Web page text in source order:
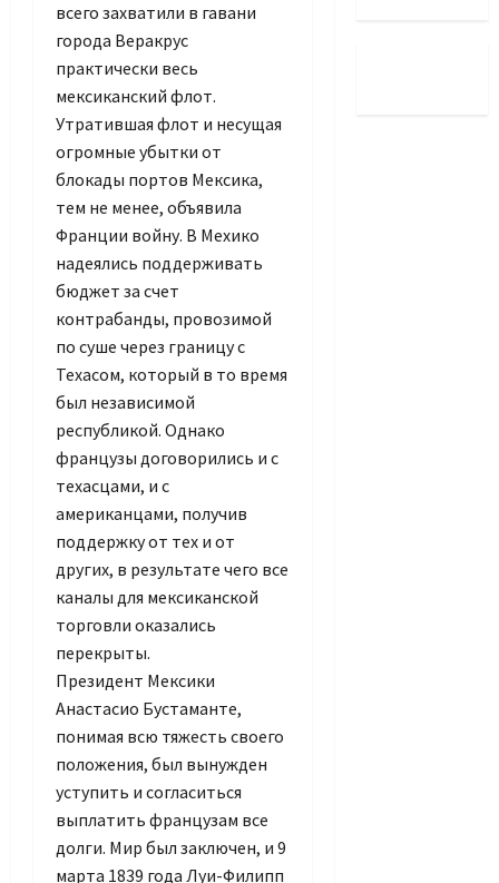
всего захватили в гавани
города Веракрус
практически весь
мексиканский флот.
Утратившая флот и несущая
огромные убытки от
блокады портов Мексика,
тем не менее, объявила
Франции войну. В Мехико
надеялись поддерживать
бюджет за счет
контрабанды, провозимой
по суше через границу с
Техасом, который в то время
был независимой
республикой. Однако
французы договорились и с
техасцами, и с
американцами, получив
поддержку от тех и от
других, в результате чего все
каналы для мексиканской
торговли оказались
перекрыты.
Президент Мексики
Анастасио Бустаманте,
понимая всю тяжесть своего
положения, был вынужден
уступить и согласиться
выплатить французам все
долги. Мир был заключен, и 9
марта 1839 года Луи-Филипп